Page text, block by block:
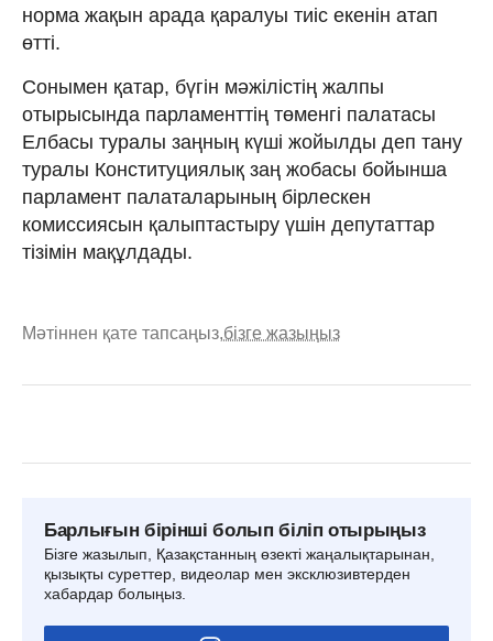
норма жақын арада қаралуы тиіс екенін атап
өтті.
Сонымен қатар, бүгін мәжілістің жалпы
отырысында парламенттің төменгі палатасы
Елбасы туралы заңның күші жойылды деп тану
туралы Конституциялық заң жобасы бойынша
парламент палаталарының бірлескен
комиссиясын қалыптастыру үшін депутаттар
тізімін мақұлдады.
Мәтіннен қате тапсаңыз,бізге жазыңыз
Барлығын бірінші болып біліп отырыңыз
Бізге жазылып, Қазақстанның өзекті жаңалықтарынан,
қызықты суреттер, видеолар мен эксклюзивтерден
хабардар болыңыз.